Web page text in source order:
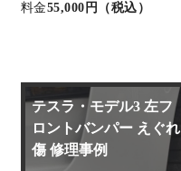
料金55,000円（税込）
テスラ・モデル3 左フ
ロントバンパー えぐれ
傷 修理事例